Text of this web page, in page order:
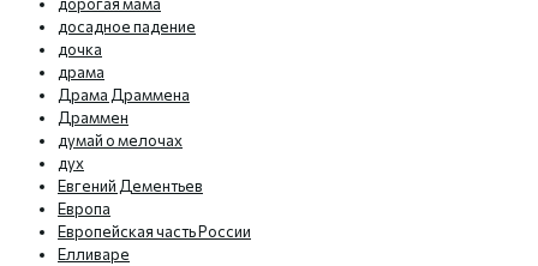
досадное падение
дочка
драма
Драма Драммена
Драммен
думай о мелочах
дух
Евгений Дементьев
Европа
Европейская часть России
Елливаре